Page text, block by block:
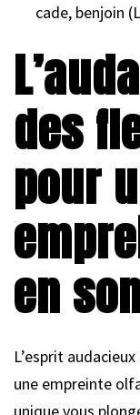
cade, benjoin
des
pour
en
L’esprit
une empreinte